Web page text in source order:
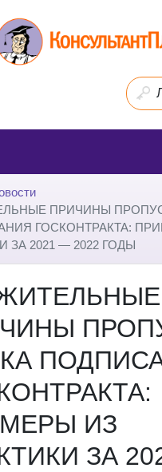
ПРИЧИНЫ
ГОСКОНТРАКТА:
ЗА 2021 — 2022 ГОДЫ
ИЗ
ЗА